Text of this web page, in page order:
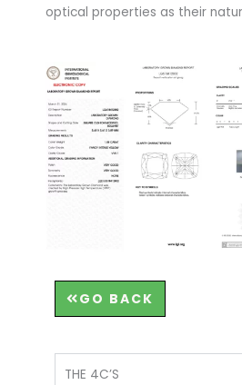
optical properties as their
GO BACK
THE 4C’S